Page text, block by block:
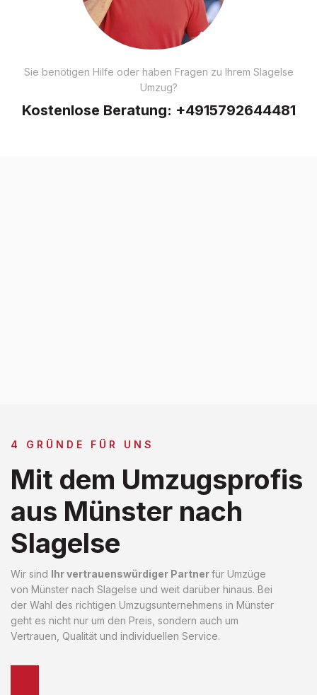
Sie benötigen Hilfe oder haben Fragen zu Ihrem Slagelse
Umzug?
Kostenlose Beratung: +4915792644481
4 GRÜNDE FÜR UNS
Mit dem Umzugsprofis
aus Münster nach
Slagelse
Wir sind Ihr vertrauenswürdiger Partnerfür Umzüge
von Münster nach Slagelse und weit darüber hinaus. Bei
der Wahl des richtigen Umzugsunternehmens in Münster
geht es nicht nur um den Preis, sondern auch um
Vertrauen, Qualität und individuellen Service.